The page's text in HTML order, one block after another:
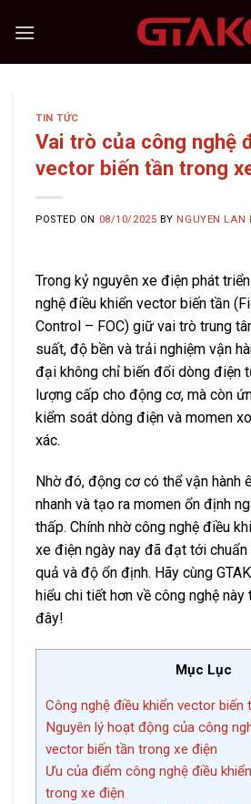
TIN TỨC
Vai trò của công nghệ
vector biến tần trong
POSTED ON 08/10/2025 BY NGUYEN LAN
Trong kỷ nguyên xe điện phát
nghệ điều khiển vector biến tần
Control – FOC) giữ vai trò trung
suất, độ bền và trải nghiệm vận
đại không chỉ biến đổi dòng điện
lượng cấp cho động cơ, mà còn
kiểm soát dòng điện và momen
xác.
Nhờ đó, động cơ có thể vận hành
nhanh và tạo ra momen ổn định
thấp. Chính nhờ công nghệ điều
xe điện ngày nay đã đạt tới
quả và độ ổn định. Hãy cùng
hiểu chi tiết hơn về công nghệ
đây!
Mục Lục
Công nghệ điều khiển vector biến
Nguyên lý hoạt động của công
vector biến tần trong xe điện
Ưu của điểm công nghệ điều
trong xe điện